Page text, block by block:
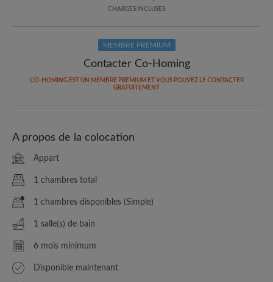
CHARGES INCLUSES
MEMBRE PREMIUM
Contacter Co-Homing
CO-HOMING EST UN MEMBRE PREMIUM ET VOUS POUVEZ LE CONTACTER
GRATUITEMENT
A propos de la colocation
Appart
1 chambres total
1 chambres disponibles (Simple)
1 salle(s) de bain
6 mois minimum
Disponible maintenant